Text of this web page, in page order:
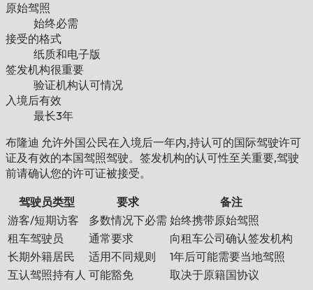
原始驾照
始终必需
接受的格式
纸质和电子版
签发机构很重要
验证机构认可情况
入境后有效
最长3年
布隆迪 允许外国公民在入境后一年内,持认可的国际驾驶许可
证及有效的本国驾照驾驶。签发机构的认可性至关重要,驾驶
前请确认您的许可证被接受。
驾驶员类型 要求
备注
游客/短期访客
多数情况下必需 始终携带原始驾照
租车驾驶员
通常要求
向租车公司确认签发机构
长期外籍居民
适用不同规则
1年后可能需要当地驾照
互认驾照持有人 可能豁免 取决于原籍国协议